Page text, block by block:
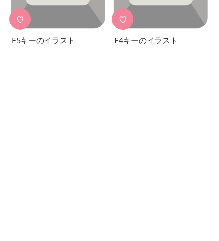
♡
F5キーのイラスト
♡
F4キーのイラスト